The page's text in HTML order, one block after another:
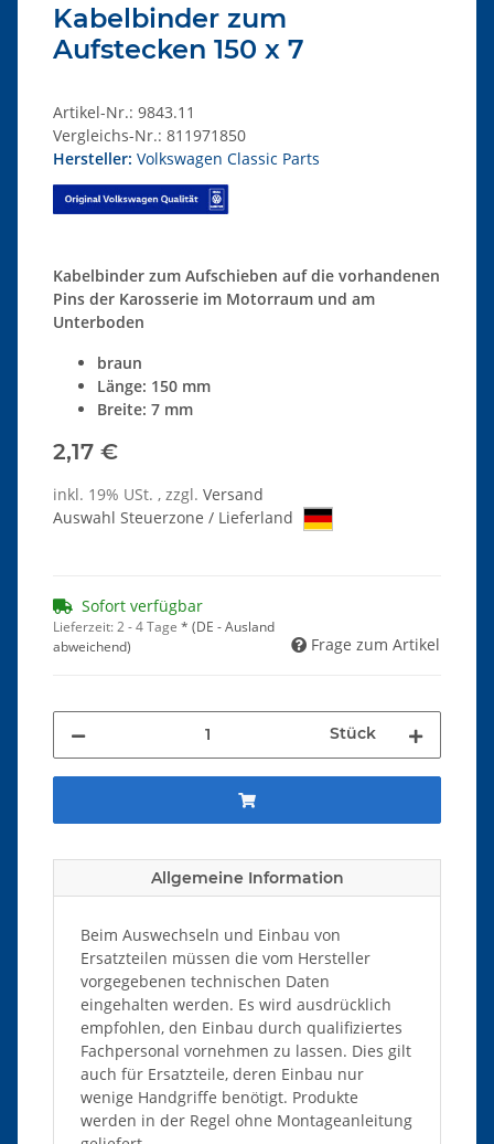
Kabelbinder zum
Aufstecken 150 x 7
Artikel-Nr.: 9843.11
Vergleichs-Nr.: 811971850
Hersteller: Volkswagen Classic Parts
Kabelbinder zum Aufschieben auf die vorhandenen
Pins der Karosserie im Motorraum und am
Unterboden
braun
Länge: 150 mm
Breite: 7 mm
2,17 €
inkl. 19% USt. , zzgl. Versand
Auswahl Steuerzone / Lieferland
Sofort verfügbar
Lieferzeit:2 - 4 Tage * (DE - Ausland
abweichend)
Frage zum Artikel
Stück
Allgemeine Information
Beim Auswechseln und Einbau von
Ersatzteilen müssen die vom Hersteller
vorgegebenen technischen Daten
eingehalten werden. Es wird ausdrücklich
empfohlen, den Einbau durch qualifiziertes
Fachpersonal vornehmen zu lassen. Dies gilt
auch für Ersatzteile, deren Einbau nur
wenige Handgriffe benötigt. Produkte
werden in der Regel ohne Montageanleitung